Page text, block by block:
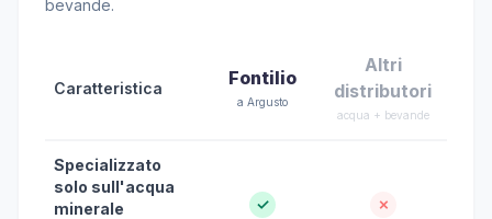
bevande.
Caratteristica Fontilio
a Argusto
Altri
distributori
acqua + bevande
Specializzato
solo sull'acqua
minerale
✓ ✗